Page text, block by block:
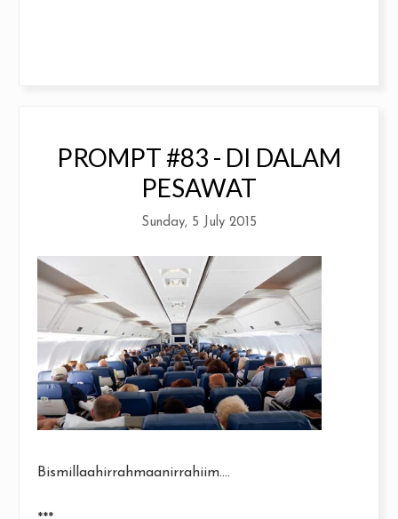
PROMPT #83 - DI DALAM
PESAWAT
Sunday, 5 July 2015
Bismillaahirrahmaanirrahiim....